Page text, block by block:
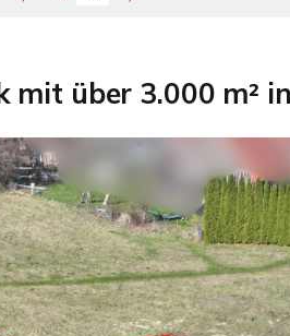
mit über 3.000 m²